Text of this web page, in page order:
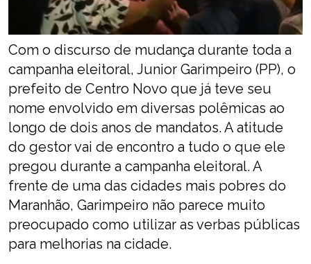
Com o discurso de mudança durante toda a
campanha eleitoral, Junior Garimpeiro (PP), o
prefeito de Centro Novo que já teve seu
nome envolvido em diversas polêmicas ao
longo de dois anos de mandatos. A atitude
do gestor vai de encontro a tudo o que ele
pregou durante a campanha eleitoral. A
frente de uma das cidades mais pobres do
Maranhão, Garimpeiro não parece muito
preocupado como utilizar as verbas públicas
para melhorias na cidade.